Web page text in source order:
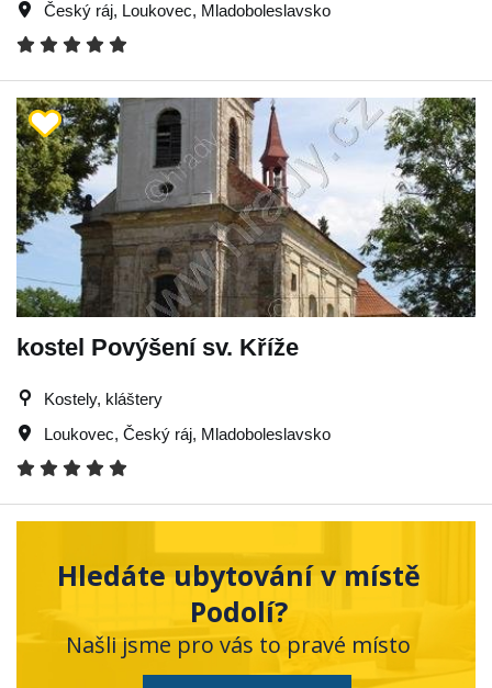
Český ráj, Loukovec, Mladoboleslavsko
kostel Povýšení sv. Kříže
Kostely, kláštery
Loukovec, Český ráj, Mladoboleslavsko
Hledáte ubytování v místě
Podolí?
Našli jsme pro vás to pravé místo